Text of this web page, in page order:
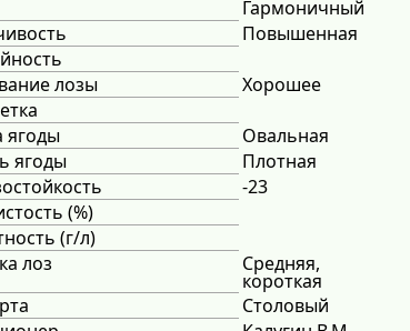
Гармоничный
Повышенная
лозы
Хорошее
Овальная
ягоды
Плотная
-23
(%)
(г/л)
лоз
Средняя,
короткая
Столовый